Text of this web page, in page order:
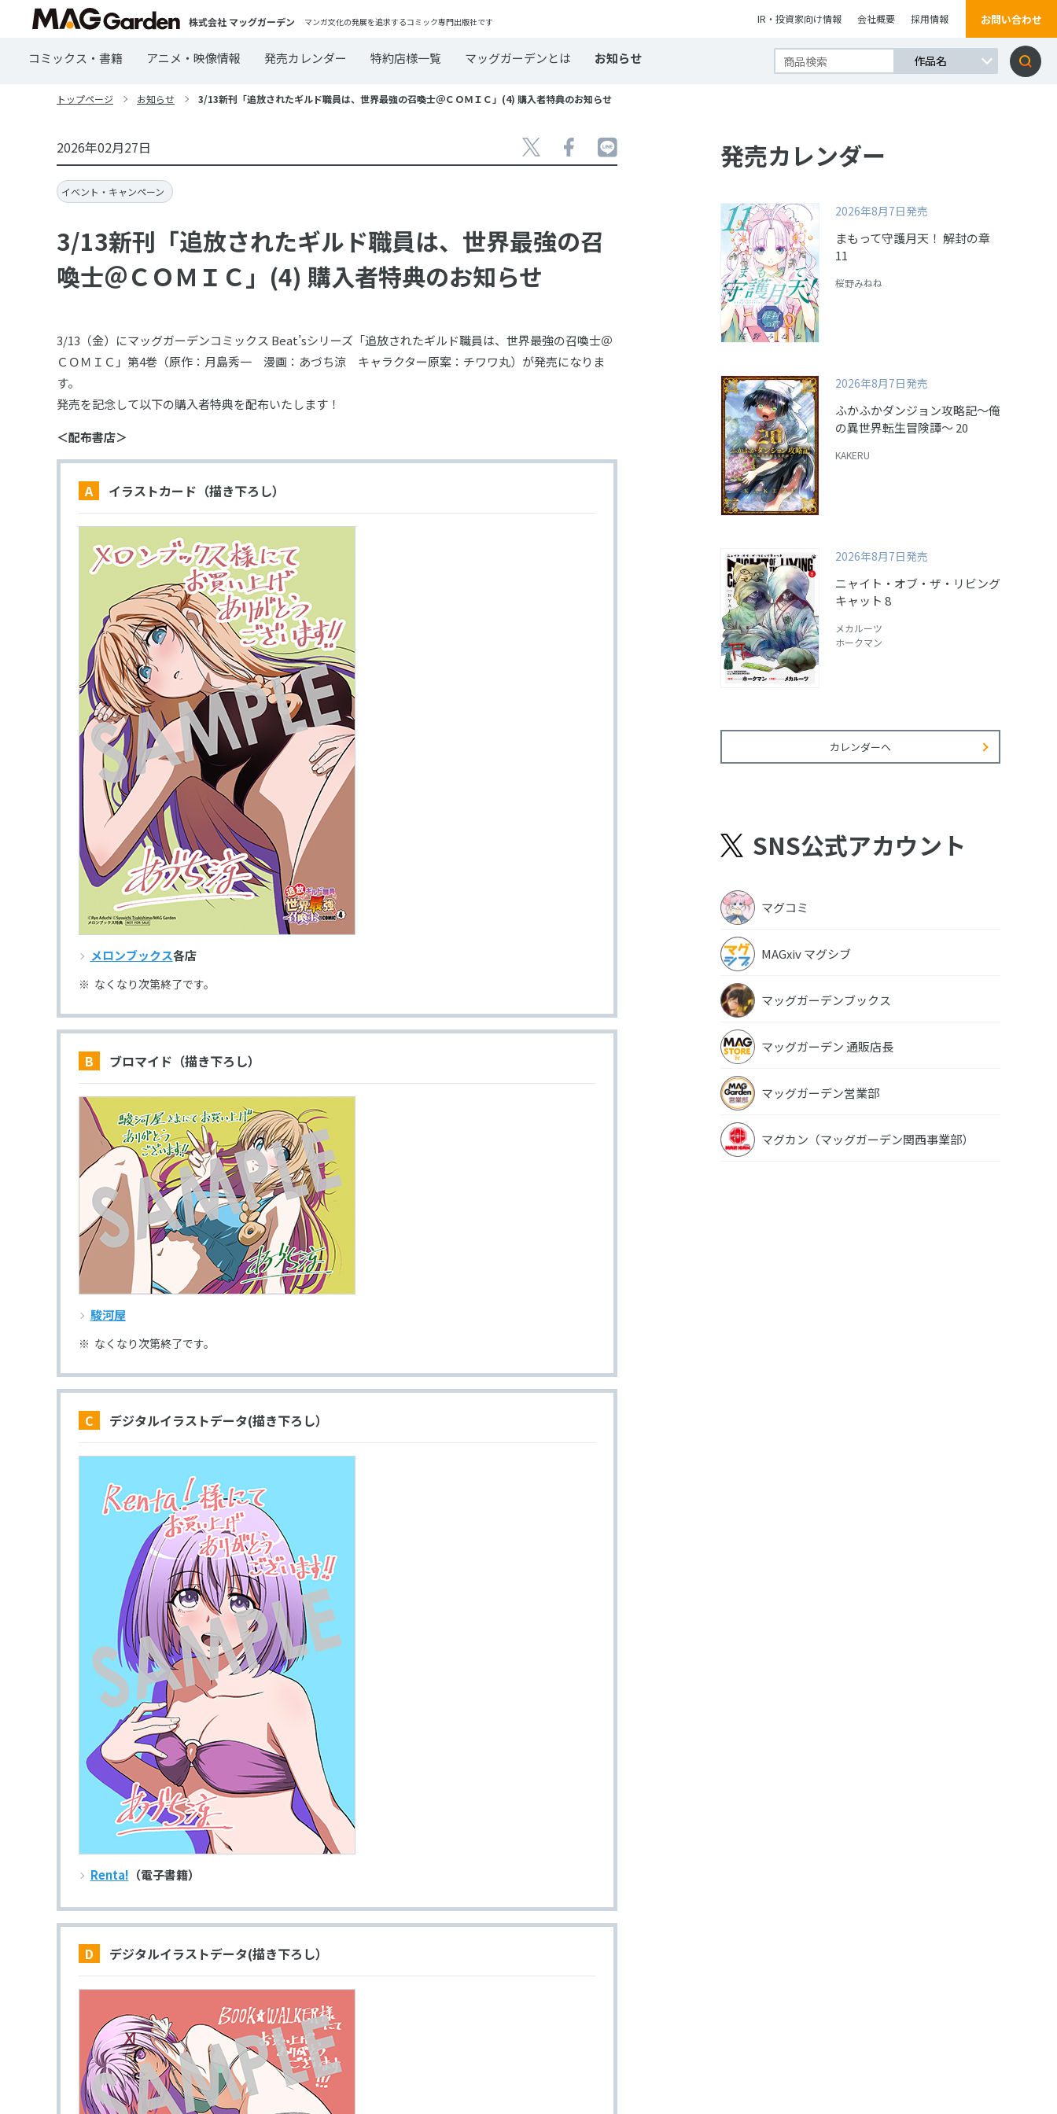
株式会社 マッグガーデン マンガ文化の発展を追求するコミック専門出版社です IR・投資家向け情報 会社概要 採用情報 お問い合わせ
コミックス・書籍 アニメ・映像情報 発売カレンダー 特約店様一覧 マッグガーデンとは お知らせ
トップページ お知らせ 3/13新刊「追放されたギルド職員は、世界最強の召喚士＠ＣＯＭＩＣ」(4) 購入者特典のお知らせ
2026年02月27日
イベント・キャンペーン
3/13新刊「追放されたギルド職員は、世界最強の召
喚士＠ＣＯＭＩＣ」(4) 購入者特典のお知らせ
3/13（金）にマッグガーデンコミックス Beat’sシリーズ「追放されたギルド職員は、世界最強の召喚士＠
ＣＯＭＩＣ」第4巻（原作：月島秀一 漫画：あづち涼 キャラクター原案：チワワ丸）が発売になりま
す。
発売を記念して以下の購入者特典を配布いたします！
＜配布書店＞
A イラストカード（描き下ろし）
メロンブックス各店
なくなり次第終了です。
B ブロマイド（描き下ろし）
駿河屋
なくなり次第終了です。
C デジタルイラストデータ(描き下ろし）
Renta! （電子書籍）
D デジタルイラストデータ(描き下ろし）
発売カレンダー
2026年8月7日発売
まもって守護月天！ 解封の章
11
桜野みねね
2026年8月7日発売
ふかふかダンジョン攻略記～俺
の異世界転生冒険譚～ 20
KAKERU
2026年8月7日発売
ニャイト・オブ・ザ・リビング
キャット 8
メカルーツ
ホークマン
カレンダーへ
SNS公式アカウント
マグコミ
MAGxiv マグシブ
マッグガーデンブックス
マッグガーデン 通販店長
マッグガーデン営業部
マグカン（マッグガーデン関西事業部）